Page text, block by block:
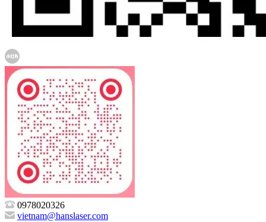
0978020326
vietnam@hanslaser.com